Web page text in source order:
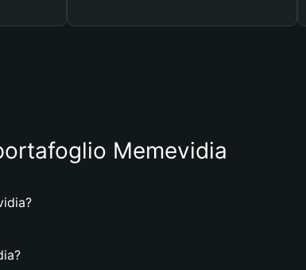
Memevidia